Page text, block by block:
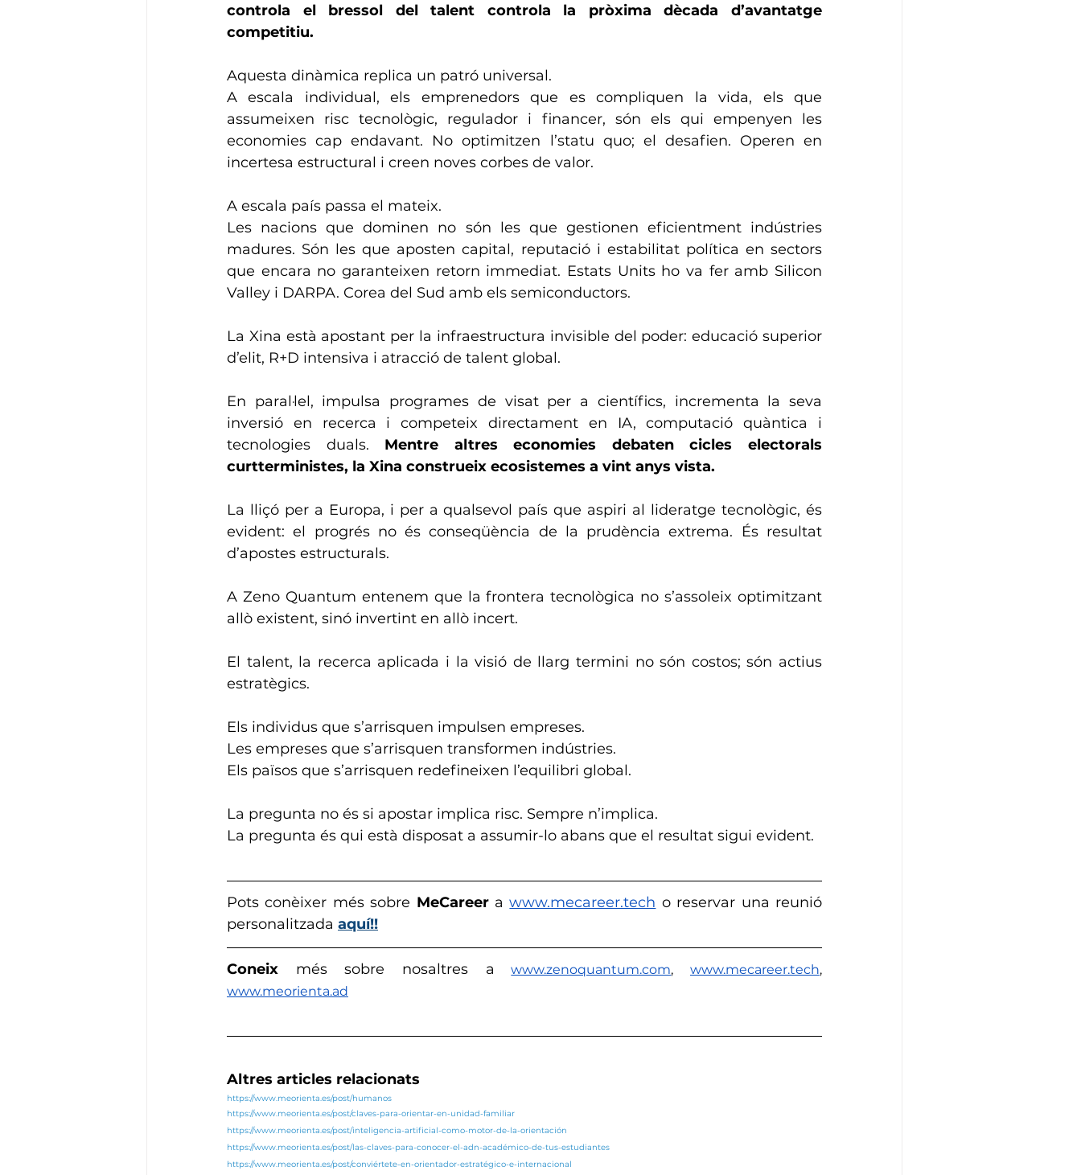
controla el bressol del talent controla la pròxima dècada d’avantatge
competitiu.
Aquesta dinàmica replica un patró universal.
A escala individual, els emprenedors que es compliquen la vida, els que
assumeixen risc tecnològic, regulador i financer, són els qui empenyen les
economies cap endavant. No optimitzen l’statu quo; el desafien. Operen en
incertesa estructural i creen noves corbes de valor.
A escala país passa el mateix.
Les nacions que dominen no són les que gestionen eficientment indústries
madures. Són les que aposten capital, reputació i estabilitat política en sectors
que encara no garanteixen retorn immediat. Estats Units ho va fer amb Silicon
Valley i DARPA. Corea del Sud amb els semiconductors.
La Xina està apostant per la infraestructura invisible del poder: educació superior
d’elit, R+D intensiva i atracció de talent global.
En paral·lel, impulsa programes de visat per a científics, incrementa la seva
inversió en recerca i competeix directament en IA, computació quàntica i
tecnologies duals. Mentre altres economies debaten cicles electorals
curtterministes, la Xina construeix ecosistemes a vint anys vista.
La lliçó per a Europa, i per a qualsevol país que aspiri al lideratge tecnològic, és
evident: el progrés no és conseqüència de la prudència extrema. És resultat
d’apostes estructurals.
A Zeno Quantum entenem que la frontera tecnològica no s’assoleix optimitzant
allò existent, sinó invertint en allò incert.
El talent, la recerca aplicada i la visió de llarg termini no són costos; són actius
estratègics.
Els individus que s’arrisquen impulsen empreses.
Les empreses que s’arrisquen transformen indústries.
Els països que s’arrisquen redefineixen l’equilibri global.
La pregunta no és si apostar implica risc. Sempre n’implica.
La pregunta és qui està disposat a assumir-lo abans que el resultat sigui evident.
Pots conèixer més sobre MeCareer a www.mecareer.tech o reservar una reunió
personalitzada aquí!!
Coneix més sobre nosaltres a www.zenoquantum.com, www.mecareer.tech
www.meorienta.ad
Altres articles relacionats
https://www.meorienta.es/post/humanos
https://www.meorienta.es/post/claves-para-orientar-en-unidad-familiar
https://www.meorienta.es/post/inteligencia-artificial-como-motor-de-la-orientación
https://www.meorienta.es/post/las-claves-para-conocer-el-adn-académico-de-tus-estudiantes
https://www.meorienta.es/post/conviértete-en-orientador-estratégico-e-internacional